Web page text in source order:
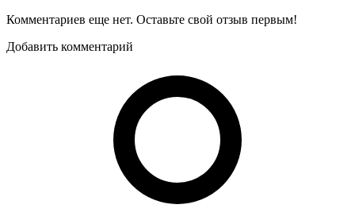
Комментариев еще нет. Оставьте свой отзыв первым!
Добавить комментарий